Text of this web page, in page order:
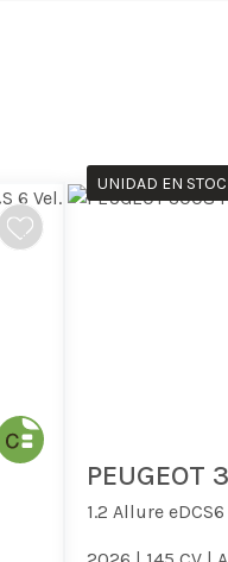
UNIDAD EN
1.2 Allure eDCS6